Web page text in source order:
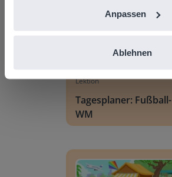
Anpassen
Ablehnen
Lektion
Tagesplaner: Fußball-
WM